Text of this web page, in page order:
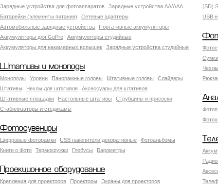
Зарядные устройства для фотоаппаратов
Зарядные устройства AA/AAA
Батарейки (элементы питания)
Сетевые адаптеры
Автомобильные зарядные устройства
Портативные аккумуляторы
Аккумуляторы для GoPro
Аккумуляторы студийные
Аккумуляторы для накамерных вспышек
Зарядные устройства студийные
(SD)
USB
Штативы и моноподы
Моноподы Уровни Панорамные головы Штативные головы
Слайдеры
Штативы
Чехлы для штативов
Аксессуары для штативов
Штативные площадки
Настольные штативы
Струбцины и присоски
Стабилизаторы и стедикамы
Фотосувениры
Цифровые фоторамки USB накопители декоративные
Фотоальбомы
Книги о Фото
Термокружки Глобусы Барометры
Проекционное оборудование
Крепления для проекторов Проекторы
Экраны для проекторов